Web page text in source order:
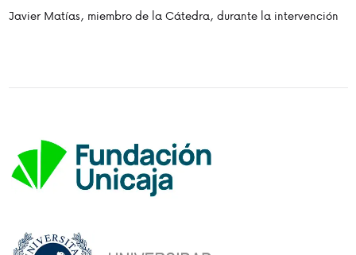
Javier Matías, miembro de la Cátedra, durante la intervención